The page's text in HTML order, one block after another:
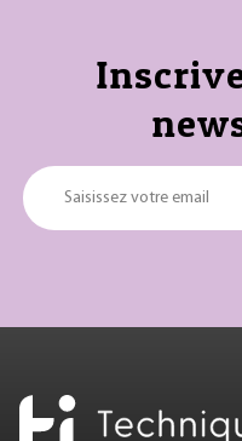
Saisissez votre email